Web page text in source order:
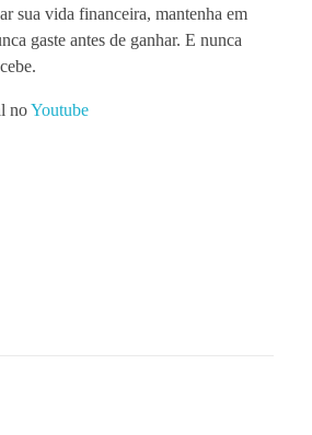
sua vida financeira, mantenha em
gaste antes de ganhar. E nunca
noYoutube